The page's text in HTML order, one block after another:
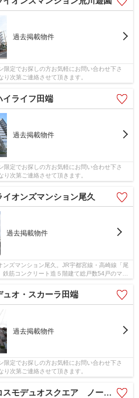
過去掲載物件
限定でお探しの方お気軽にお問い合わせ下さ
り次第ご連絡させて頂きます。
イライフ田端
過去掲載物件
限定でお探しの方お気軽にお問い合わせ下さ
り次第ご連絡させて頂きます。
イオンズマンション尾久
過去掲載物件
ンズマンション尾久。JR宇都宮線・高崎線「尾
筋コンクリート造５階建て総戸数54戸のマン
ュオ・スカーラ田端
過去掲載物件
限定でお探しの方お気軽にお問い合わせ下さ
り次第ご連絡させて頂きます。
モデュオスクエア ノーザンスクエア